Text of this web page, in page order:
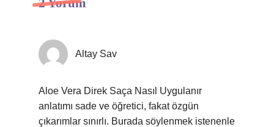
2 Yorum
Altay Sav
Aloe Vera Direk Saça Nasıl Uygulanır
anlatımı sade ve öğretici, fakat özgün
çıkarımlar sınırlı. Burada söylenmek istenenle